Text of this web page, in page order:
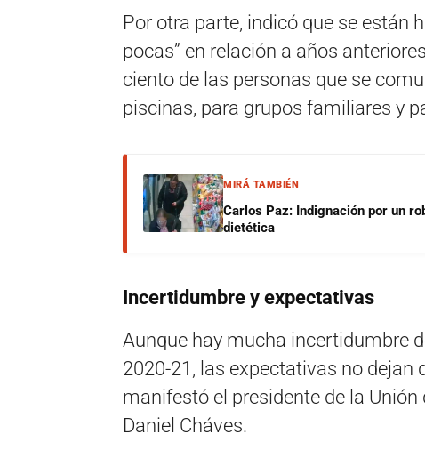
Por otra parte, indicó que se están
pocas” en relación a años
ciento de las personas que se
piscinas, para grupos familiares y
MIRÁ TAMBIÉN
Carlos Paz: Indignación por un
dietética
Incertidumbre y expectativas
Aunque hay mucha incertidumbre
2020-21, las expectativas no dejan
manifestó el presidente de la
Daniel Cháves.